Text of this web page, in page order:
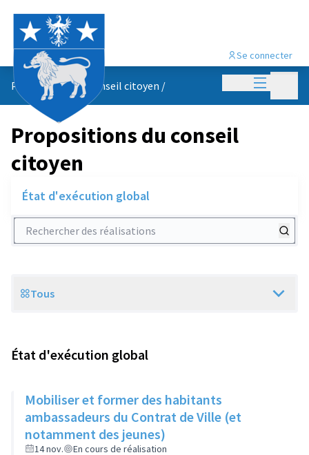
Menu
Se connecter
Propositions du conseil citoyen /
Propositions du conseil
citoyen
État d'exécution global
Rechercher des réalisations
Scope
Tous
État d'exécution global
Mobiliser et former des habitants
ambassadeurs du Contrat de Ville (et
notamment des jeunes)
14 nov.
En cours de réalisation